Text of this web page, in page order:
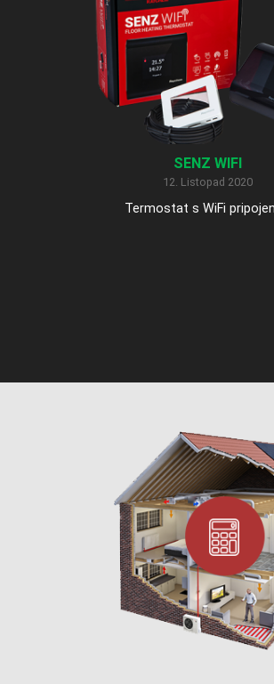
SENZ WIFI
12. Listopad 2020
Termostat s WiFi